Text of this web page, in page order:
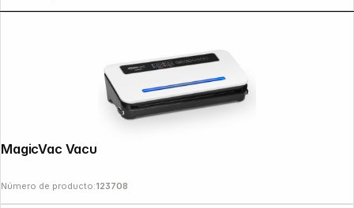
MagicVac Vacuum Machine Activa
Número de producto:123708